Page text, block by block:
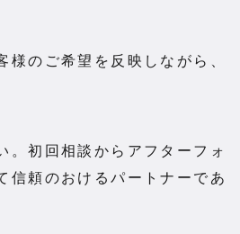
のご希望を反映しながら、
。初回相談からアフターフォ
信頼のおけるパートナーであ